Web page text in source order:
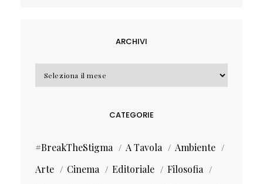
ARCHIVI
Archivi
CATEGORIE
#BreakTheStigma A Tavola
Ambiente
Arte
Cinema Editoriale
Filosofia